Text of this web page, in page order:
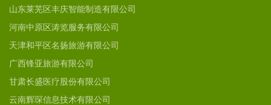
山东莱芜区丰庆智能制造有限公司
河南中原区涛览服务有限公司
天津和平区名扬旅游有限公司
广西锋亚旅游有限公司
甘肃长盛医疗股份有限公司
云南辉琛信息技术有限公司